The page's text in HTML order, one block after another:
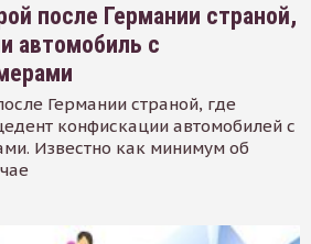
после Германии страной,
автомобиль с
Германии страной, где
конфискации автомобилей с
Известно как минимум об